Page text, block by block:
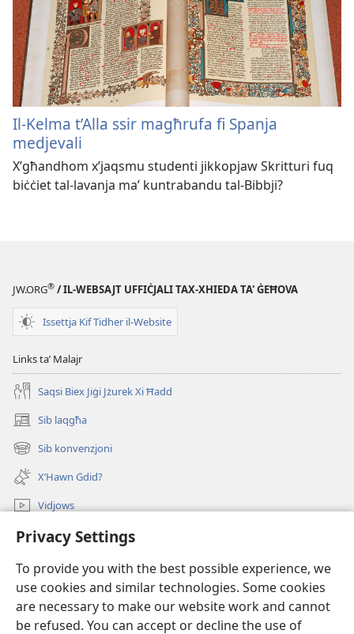
Privacy Settings
To provide you with the best possible experience, we
use cookies and similar technologies. Some cookies
are necessary to make our website work and cannot
be refused. You can accept or decline the use of
Il-Kelma t’Alla ssir magħrufa fi Spanja
medjevali
X’għandhom x’jaqsmu studenti jikkopjaw Skritturi fuq
biċċiet tal-lavanja ma’ kuntrabandu tal-Bibbji?
JW.ORG® / IL-WEBSAJT UFFIĊJALI TAX-XHIEDA TA' ĠEĦOVA
Issettja Kif Tidher il-Website
Links taʼ Malajr
Saqsi Biex Jiġi Jżurek Xi Ħadd
Sib laqgħa
(opens
new
window)
Sib konvenzjoni
(opens
new
window)
X’Hawn Ġdid?
Vidjows
Fittex f’JW.ORG
Donazzjonijiet
(opens
new
window)LIBRERIJA ONLAJN tat-Torri tal-Għassa
(opens